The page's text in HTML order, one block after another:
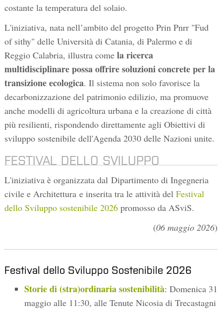
costante la temperatura del solaio.
L'iniziativa, nata nell’ambito del progetto Prin Pnrr "Fud
of sithy" delle Università di Catania, di Palermo e di
Reggio Calabria, illustra come la ricerca
multidisciplinare possa offrire soluzioni concrete per la
transizione ecologica. Il sistema non solo favorisce la
decarbonizzazione del patrimonio edilizio, ma promuove
anche modelli di agricoltura urbana e la creazione di città
più resilienti, rispondendo direttamente agli Obiettivi di
sviluppo sostenibile dell'Agenda 2030 delle Nazioni unite.
FESTIVAL DELLO SVILUPPO
SOSTENIBILE 2026
L'iniziativa è organizzata dal Dipartimento di Ingegneria
civile e Architettura e inserita tra le attività del Festival
dello Sviluppo sostenibile 2026promosso da ASviS.
(06 maggio 2026)
Festival dello Sviluppo Sostenibile 2026
Storie di (stra)ordinaria sostenibilità: Domenica 31
maggio alle 11:30, alle Tenute Nicosia di Trecastagni